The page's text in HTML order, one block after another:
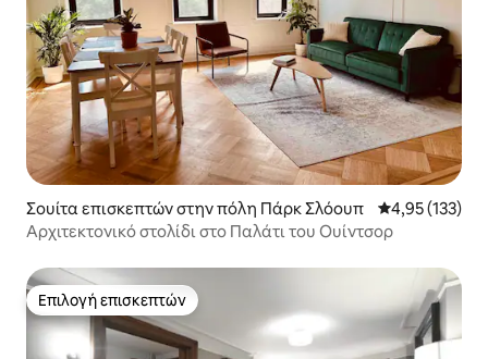
Σουίτα επισκεπτών στην πόλη Πάρκ Σλόουπ Μέση
4,95 (133)
Αρχιτεκτονικό στολίδι στο Παλάτι του Ουίντσορ
Επιλογή επισκεπτών
Επιλογή επισκεπτών